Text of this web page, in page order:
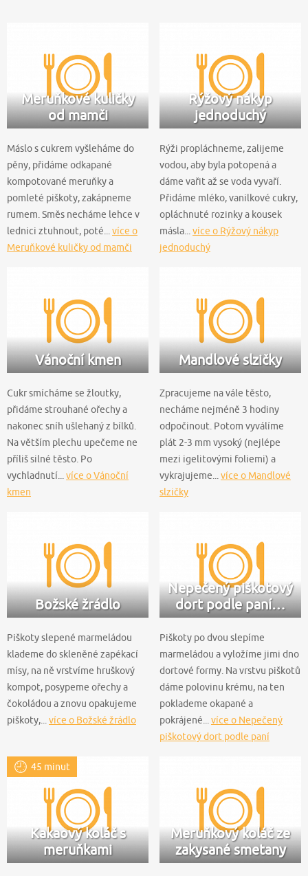
Meruňkové kuličky
od mamči
Máslo s cukrem vyšleháme do
pěny, přidáme odkapané
kompotované meruňky a
pomleté piškoty, zakápneme
rumem. Směs necháme lehce v
lednici ztuhnout, poté... více o
Meruňkové kuličky od mamči
Rýžový nákyp
jednoduchý
Rýži propláchneme, zalijeme
vodou, aby byla potopená a
dáme vařit až se voda vyvaří.
Přidáme mléko, vanilkové cukry,
opláchnuté rozinky a kousek
másla... více o Rýžový nákyp
jednoduchý
Vánoční kmen
Cukr smícháme se žloutky,
přidáme strouhané ořechy a
nakonec sníh ušlehaný z bílků.
Na větším plechu upečeme ne
příliš silné těsto. Po
vychladnutí... více o Vánoční
kmen
Mandlové slzičky
Zpracujeme na vále těsto,
necháme nejméně 3 hodiny
odpočinout. Potom vyválíme
plát 2-3 mm vysoký (nejlépe
mezi igelitovými foliemi) a
vykrajujeme... více o Mandlové
slzičky
Božské žrádlo
Piškoty slepené marmeládou
klademe do skleněné zapékací
mísy, na ně vrstvíme hruškový
kompot, posypeme ořechy a
čokoládou a znovu opakujeme
piškoty,...více o Božské žrádlo
Nepečený piškotový
dort podle paní…
Piškoty po dvou slepíme
marmeládou a vyložíme jimi dno
dortové formy. Na vrstvu piškotů
dáme polovinu krému, na ten
poklademe okapané a
pokrájené...více o Nepečený
piškotový dort podle paní
45 minut
Kakaový koláč s
meruňkami
Meruňkový koláč ze
zakysané smetany